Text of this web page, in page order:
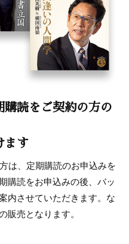
読をご契約の方の
ます
は、定期購読のお申込みを
購読をお申込みの後、バッ
内させていただきます。な
販売となります。